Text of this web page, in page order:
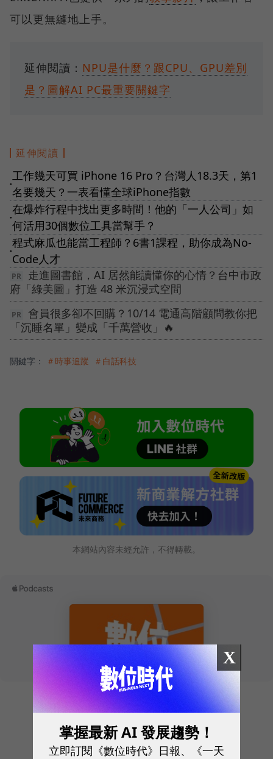
可以更無縫地上手。
延伸閱讀： NPU是什麼？跟CPU、GPU差別
是？圖解AI PC最重要關鍵字
延伸閱讀
●
工作幾天可買 iPhone 16 Pro？台灣人18.3天，第1
名要幾天？一表看懂全球iPhone指數
●
在爆炸行程中找出更多時間！他的「一人公司」如
何活用30個數位工具當幫手？
●
程式麻瓜也能當工程師？6書1課程，助你成為No-
Code人才
走進圖書館，AI 居然能讀懂你的心情？台中市政
府「綠美圖」打造 48 米沉浸式空間
會員很多卻不回購？10/14 電通高階顧問教你把
「沉睡名單」變成「千萬營收」🔥
關鍵字： ＃時事追蹤 ＃白話科技
本網站內容未經允許，不得轉載。
往下滑看下一篇文章
X
掌握最新 AI 發展趨勢！
立即訂閱《數位時代》日報、《一天